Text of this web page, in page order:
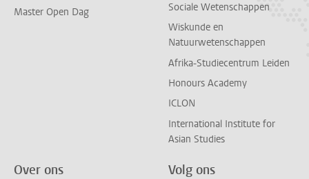
Master Open Dag
Sociale Wetenschappen
Wiskunde en
Natuurwetenschappen
Afrika-Studiecentrum Leiden
Honours Academy
ICLON
International Institute for
Asian Studies
Over ons Volg ons